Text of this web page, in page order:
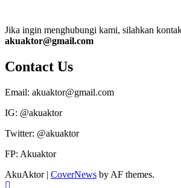
Jika ingin menghubungi kami, silahkan
akuaktor@gmail.com
Contact Us
Email: akuaktor@gmail.com
IG: @akuaktor
Twitter: @akuaktor
FP: Akuaktor
AkuAktor | CoverNews by AF themes.